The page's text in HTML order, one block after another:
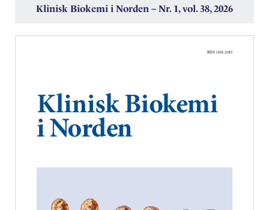
Klinisk Biokemi i Norden – Nr. 1, vol. 38, 2026